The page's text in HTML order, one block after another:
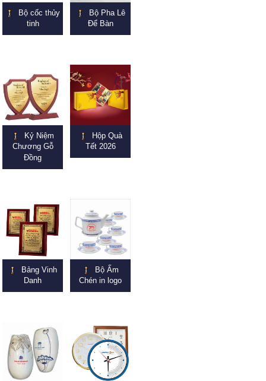
Bộ cốc thủy
tinh
Bộ Pha Lê
Để Bàn
Kỷ Niệm
Chương Gỗ
Đồng
Hộp Quà
Tết 2026
Bảng Vinh
Danh
Bộ Ấm
Chén in logo